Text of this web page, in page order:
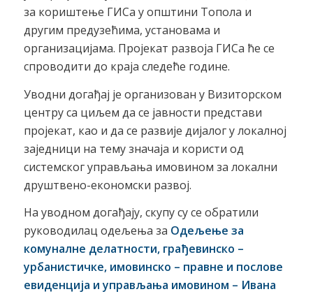
за кориштење ГИСа у општини Топола и
другим предузећима, установама и
организацијама. Пројекат развоја ГИСа ће се
спроводити до краја следеће године.
Уводни догађај је организован у Визиторском
центру са циљем да се јавности представи
пројекат, као и да се развије дијалог у локалној
заједници на тему значаја и користи од
системског управљања имовином за локални
друштвено-економски развој.
На уводном догађају, скупу су се обратили
руководилац одељења за Oдељење за
комуналне делатности, грађевинско –
урбанистичке, имовинско – правне и послове
евиденција и управљања имовином – Ивана